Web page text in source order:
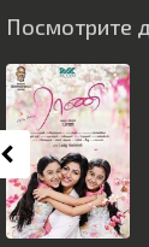
Посмотрите